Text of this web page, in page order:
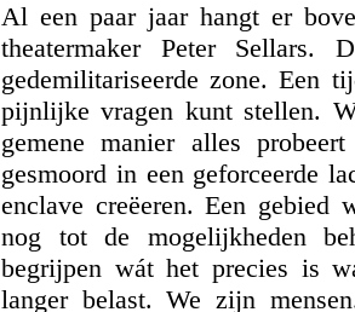
Al een paar jaar hangt er
theatermaker Peter
gedemilitariseerde zone. Een
pijnlijke vragen kunt stellen.
gemene manier alles
gesmoord in een geforceerde
enclave creëeren. Een gebied
nog tot de mogelijkheden
begrijpen wát het precies is
langer belast. We zijn